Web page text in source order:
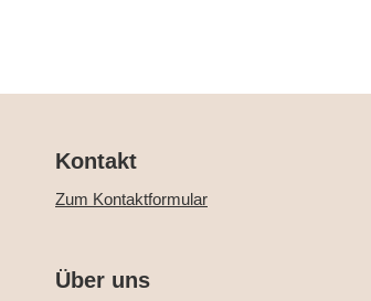
Kontakt
Zum Kontaktformular
Über uns